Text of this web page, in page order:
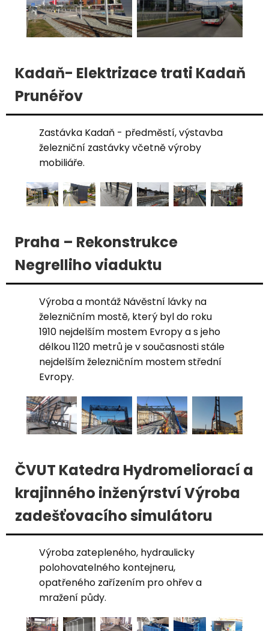
Kadaň- Elektrizace trati Kadaň
Prunéřov
Zastávka Kadaň - předměstí, výstavba
železniční zastávky včetně výroby
mobiliáře.
Praha – Rekonstrukce
Negrelliho viaduktu
Výroba a montáž Návěstní lávky na
železničním mostě, který byl do roku
1910 nejdelším mostem Evropy a s jeho
délkou 1120 metrů je v současnosti stále
nejdelším železničním mostem střední
Evropy.
ČVUT Katedra Hydromeliorací a
krajinného inženýrství Výroba
zadešťovacího simulátoru
Výroba zatepleného, hydraulicky
polohovatelného kontejneru,
opatřeného zařízením pro ohřev a
mražení půdy.